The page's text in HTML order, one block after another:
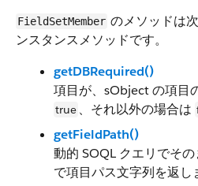
FieldSetMember のメソッドは
ンスタンスメソッドです。
getDBRequired()
項目が、sObject の項目
true 、それ以外の場合は
getFieldPath()
動的 SOQL クエリでそ
で項目パス文字列を返し